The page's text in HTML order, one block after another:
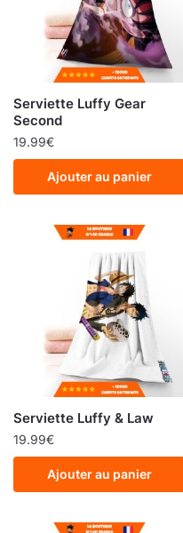
Serviette Luffy Gear
Second
19.99€
Ajouter au panier
Serviette Luffy & Law
19.99€
Ajouter au panier